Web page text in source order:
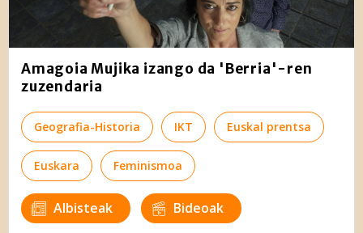
Amagoia Mujika izango da 'Berria'-ren
zuzendaria
Geografia-Historia IKT Euskal prentsa
Euskara Feminismoa
Albisteak Bideoak